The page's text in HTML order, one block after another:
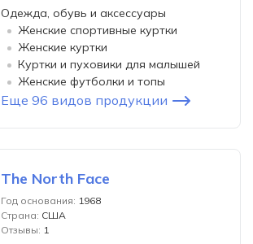
Одежда, обувь и аксессуары
Женские спортивные куртки
Женские куртки
Куртки и пуховики для малышей
Женские футболки и топы
Еще 96 видов продукции
The North Face
Год основания: 1968
Страна: США
Отзывы: 1